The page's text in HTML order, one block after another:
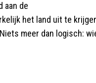
aan de
het land uit te
meer dan logisch: